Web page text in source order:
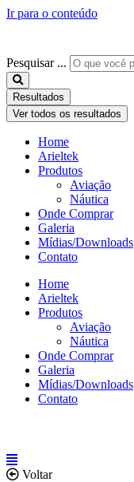
Ir para o conteúdo
Pesquisar ...
Resultados
Ver todos os resultados
Home
Arieltek
Produtos
Aviação
Náutica
Onde Comprar
Galeria
Mídias/Downloads
Contato
Home
Arieltek
Produtos
Aviação
Náutica
Onde Comprar
Galeria
Mídias/Downloads
Contato
Voltar